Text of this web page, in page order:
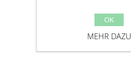
SQUEEZY
OK
MEHR DAZU